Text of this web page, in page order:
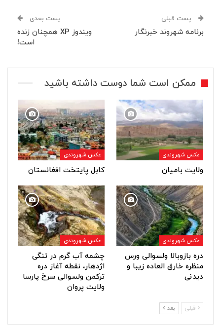
پست قبلی
برنامه شهروند خبرنگار
پست بعدی
ویندوز XP همچنان زنده
است!
ممکن است شما دوست داشته باشید
عکس شهروندی
ولایت بامیان
عکس شهروندی
کابل پایتخت افغانستان
عکس شهروندی
دره بازوبالا ولسوالی ورس
منظره خارق العاده زیبا و
دیدنی
عکس شهروندی
چشمه آب گرم در تنگی
اژدهار، نقطه آغاز دره
ترکمن ولسوالی سرخ پارسا
ولایت پروان
قبلی بعد